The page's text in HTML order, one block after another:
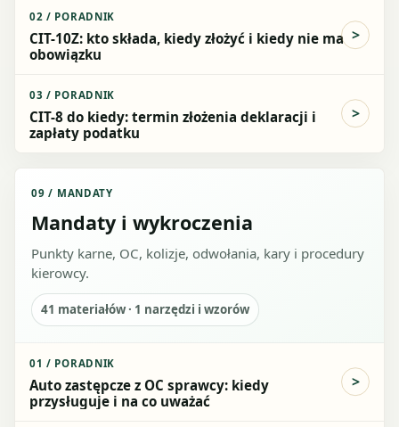
02 / PORADNIK
CIT-10Z: kto składa, kiedy złożyć i kiedy nie ma
obowiązku
03 / PORADNIK
CIT-8 do kiedy: termin złożenia deklaracji i
zapłaty podatku
09 / MANDATY
Mandaty i wykroczenia
Punkty karne, OC, kolizje, odwołania, kary i procedury
kierowcy.
41 materiałów · 1 narzędzi i wzorów
01 / PORADNIK
Auto zastępcze z OC sprawcy: kiedy
przysługuje i na co uważać